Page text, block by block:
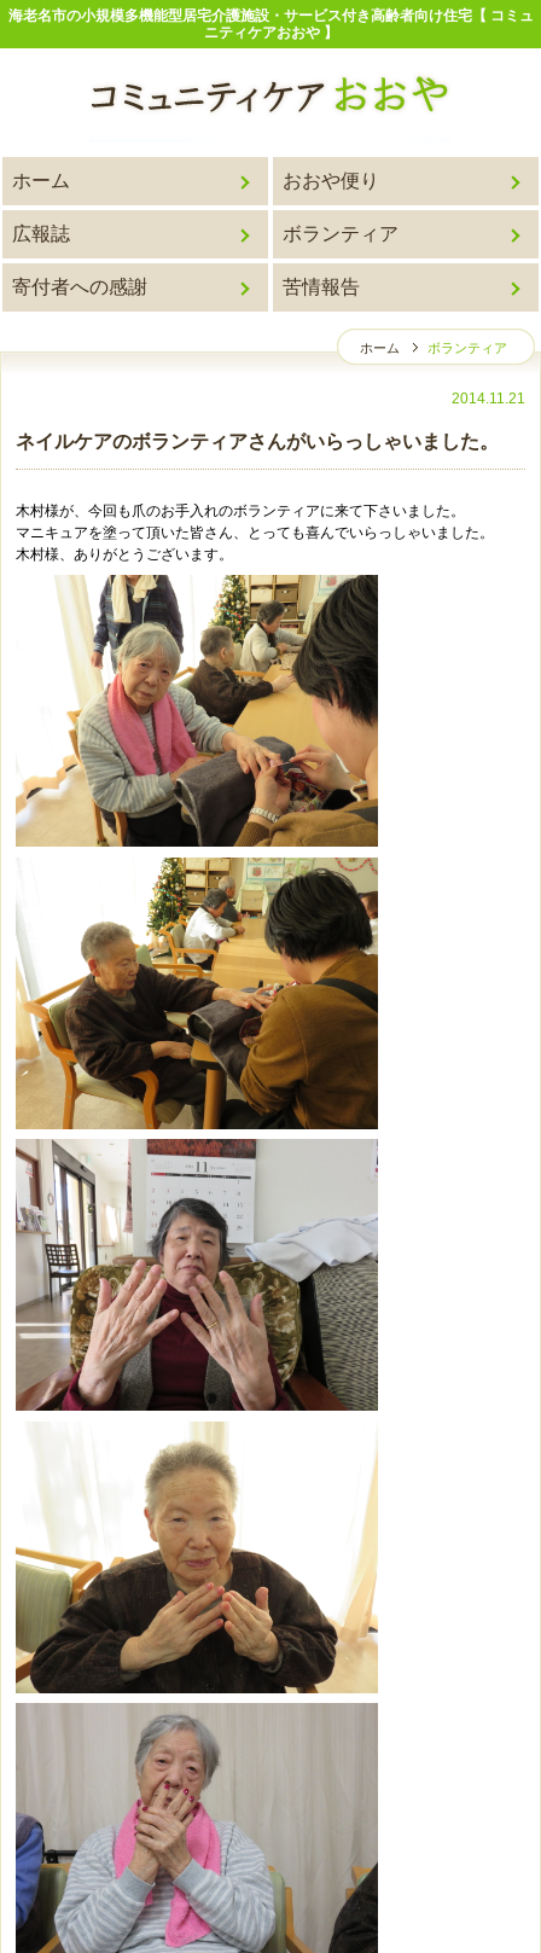
海老名市の小規模多機能型居宅介護施設・サービス付き高齢者向け住宅【 コミュ
ニティケアおおや 】
ホーム おおや便り
広報誌 ボランティア
寄付者への感謝 苦情報告
ホーム ボランティア
2014.11.21
ネイルケアのボランティアさんがいらっしゃいました。
木村様が、今回も爪のお手入れのボランティアに来て下さいました。
マニキュアを塗って頂いた皆さん、とっても喜んでいらっしゃいました。
木村様、ありがとうございます。